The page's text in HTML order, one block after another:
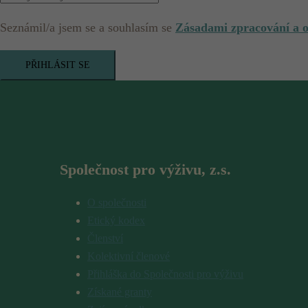
Seznámil/a jsem se a souhlasím se Zásadami zpracování a
PŘIHLÁSIT SE
Společnost pro výživu, z.s.